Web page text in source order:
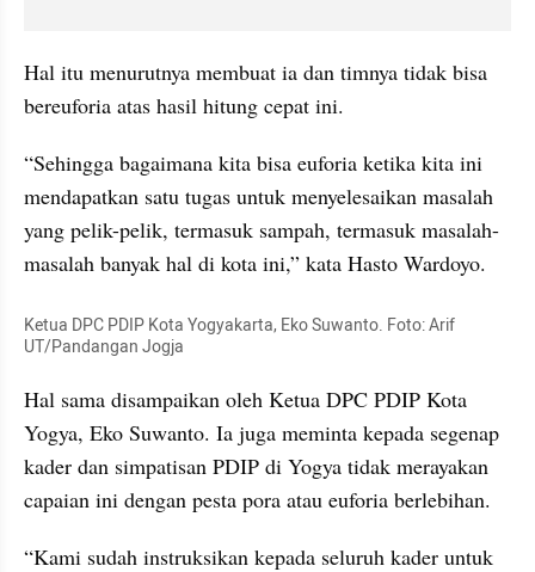
Hal itu menurutnya membuat ia dan timnya tidak bisa
bereuforia atas hasil hitung cepat ini.
“Sehingga bagaimana kita bisa euforia ketika kita ini
mendapatkan satu tugas untuk menyelesaikan masalah
yang pelik-pelik, termasuk sampah, termasuk masalah-
masalah banyak hal di kota ini,” kata Hasto Wardoyo.
Ketua DPC PDIP Kota Yogyakarta, Eko Suwanto. Foto: Arif
UT/Pandangan Jogja
Hal sama disampaikan oleh Ketua DPC PDIP Kota
Yogya, Eko Suwanto. Ia juga meminta kepada segenap
kader dan simpatisan PDIP di Yogya tidak merayakan
capaian ini dengan pesta pora atau euforia berlebihan.
“Kami sudah instruksikan kepada seluruh kader untuk